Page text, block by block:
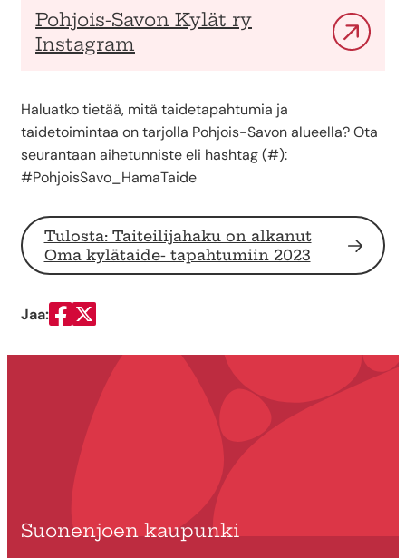
Pohjois-Savon Kylät ry
Instagram
Haluatko tietää, mitä taidetapahtumia ja
taidetoimintaa on tarjolla Pohjois-Savon alueella? Ota
seurantaan aihetunniste eli hashtag (#):
#PohjoisSavo_HamaTaide
Tulosta: Taiteilijahaku on alkanut
Oma kylätaide- tapahtumiin 2023
Jaa:
Jaa Facebookissa
Jaa Twitterissä
Suonenjoen kaupunki